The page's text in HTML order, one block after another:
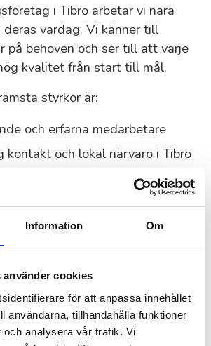
Information Om
använder cookies
för att anpassa innehållet
användarna, tillhandahålla funktioner
och analysera vår trafik. Vi
i Tibro arbetar vi nära
deras vardag. Vi känner till
på behoven och ser till att varje
kvalitet från start till mål.
styrkor är:
och erfarna medarbetare
kontakt och lokal närvaro i Tibro
inventeringar och tillfälliga
kvalitet och genuin serviceglädje
kunder i Tibro
Bli lika nöjd som tusentals
anlita 55Plus.